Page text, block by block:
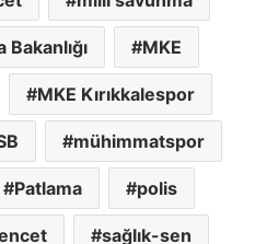
MKE
MKE Kırıkkalespor
mühimmatspor
Patlama polis
sağlık-sen